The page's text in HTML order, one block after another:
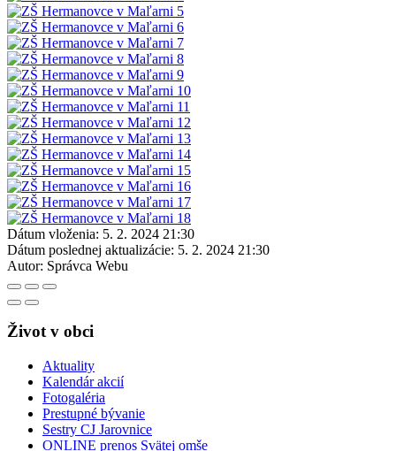
Dátum vloženia: 5. 2. 2024 21:30
Dátum poslednej aktualizácie: 5. 2. 2024 21:30
Autor: Správca Webu
Život v obci
Aktuality
Kalendár akcií
Fotogaléria
Prestupné bývanie
Sestry CJ Jarovnice
ONLINE prenos Svätej omše